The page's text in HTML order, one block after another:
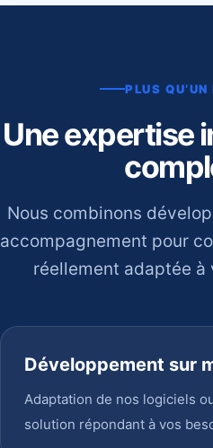
PLUS
Une expertise
Nous combinons
accompagnement pour
réellement adaptée à
Développement sur
Adaptation de nos logiciels
solution répondant à vos